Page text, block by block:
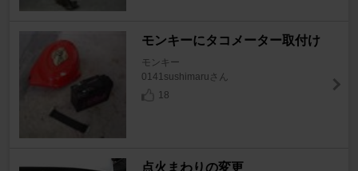
モンキーにタコメーター取付け
モンキー
0141sushimaruさん
18
点火まわりの変更